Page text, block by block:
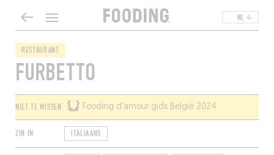
NL
RESTAURANT
FURBETTO
NIET TE MISSEN Fooding d'amour gids België 2024
ZIN IN ITALIAANS